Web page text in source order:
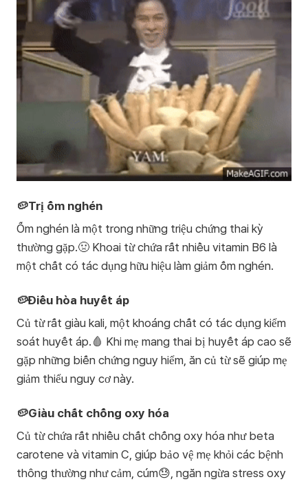
🥔Trị ốm nghén
Ốm nghén là một trong những triệu chứng thai kỳ
thường gặp.🤢 Khoai từ chứa rất nhiều vitamin B6 là
một chất có tác dụng hữu hiệu làm giảm ốm nghén.
🥔Điều hòa huyết áp
Củ từ rất giàu kali, một khoáng chất có tác dụng kiểm
soát huyết áp.🩸 Khi mẹ mang thai bị huyết áp cao sẽ
gặp những biến chứng nguy hiểm, ăn củ từ sẽ giúp mẹ
giảm thiểu nguy cơ này.
🥔Giàu chất chống oxy hóa
Củ từ chứa rất nhiều chất chống oxy hóa như beta
carotene và vitamin C, giúp bảo vệ mẹ khỏi các bệnh
thông thường như cảm, cúm😓, ngăn ngừa stress oxy